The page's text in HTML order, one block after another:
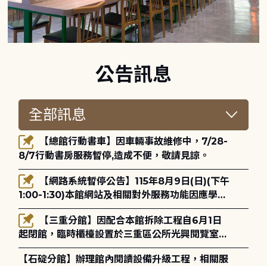
公告訊息
8/7行動書房服務暫停,造成不便，敬請見諒。
1:00-1:30)本館網站及相關對外服務功能因應學術
網路升級更新將暫停服務。
起閉館，臨時櫃檯設置於三重區公所光興閱覽室，
造成不便，敬請見諒。
【石碇分館】辦理館內閱讀設備升級工程，相關服